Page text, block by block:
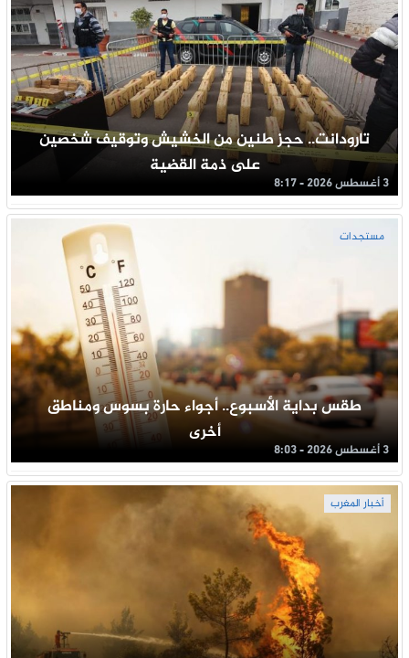
تارودانت.. حجز طنين من الخشيش وتوقيف شخصين
على ذمة القضية
3 أغسطس 2026 - 8:17
مستجدات
طقس بداية الأسبوع.. أجواء حارة بسوس ومناطق
أخرى
3 أغسطس 2026 - 8:03
أخبار المغرب